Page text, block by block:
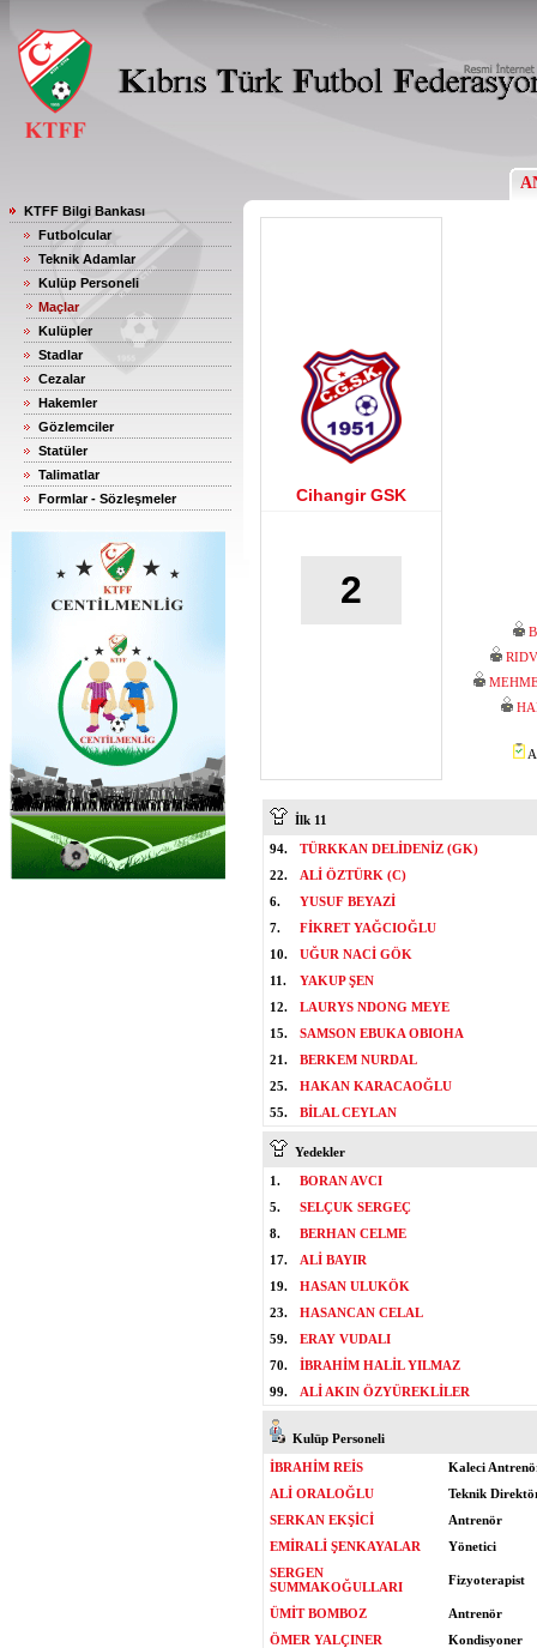
KTFF Bilgi Bankası
Futbolcular
Teknik Adamlar
Kulüp Personeli
Maçlar
Kulüpler
Stadlar
Cezalar
Hakemler
Gözlemciler
Statüler
Talimatlar
Formlar - Sözleşmeler
Cihangir GSK
2
İlk 11
94.
TÜRKKAN DELİDENİZ (GK)
22.
ALİ ÖZTÜRK (C)
6.
YUSUF BEYAZİ
7.
FİKRET YAĞCIOĞLU
10.
UĞUR NACİ GÖK
11.
YAKUP ŞEN
12.
LAURYS NDONG MEYE
15.
SAMSON EBUKA OBIOHA
21.
BERKEM NURDAL
25.
HAKAN KARACAOĞLU
55.
BİLAL CEYLAN
Yedekler
1.
BORAN AVCI
5.
SELÇUK SERGEÇ
8.
BERHAN CELME
17.
ALİ BAYIR
19.
HASAN ULUKÖK
23.
HASANCAN CELAL
59.
ERAY VUDALI
70.
İBRAHİM HALİL YILMAZ
99.
ALİ AKIN ÖZYÜREKLİLER
Kulüp Personeli
İBRAHİM REİS
Kaleci
ALİ ORALOĞLU
Teknik
SERKAN EKŞİCİ
Antrenör
EMİRALİ ŞENKAYALAR
Yönetici
SERGEN
SUMMAKOĞULLARI
Fizyoterapist
ÜMİT BOMBOZ
Antrenör
ÖMER YALÇINER
Kondisyoner